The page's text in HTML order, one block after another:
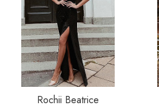
Rochii Beatrice